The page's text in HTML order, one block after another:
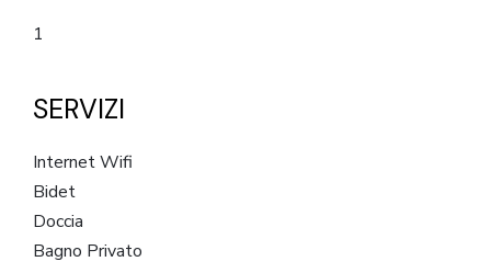
1
SERVIZI
Internet Wifi
Bidet
Doccia
Bagno Privato